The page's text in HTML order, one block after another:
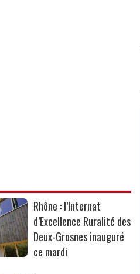
Rhône : l’Internat
d’Excellence Ruralité des
Deux-Grosnes inauguré
ce mardi